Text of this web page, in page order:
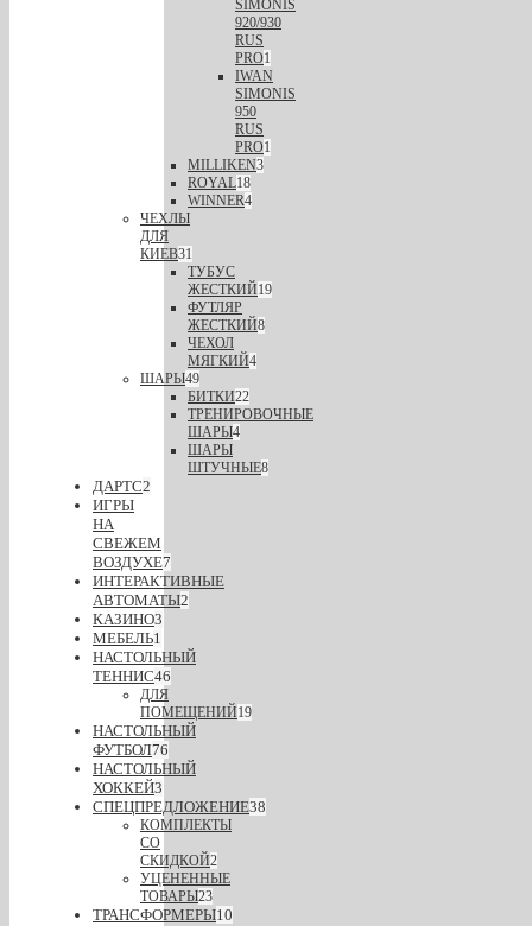
SIMONIS
920/930
RUS
PRO1
IWAN
SIMONIS
950
RUS
PRO1
MILLIKEN3
ROYAL18
WINNER4
ЧЕХЛЫ
ДЛЯ
КИЕВ31
ТУБУС
ЖЕСТКИЙ19
ФУТЛЯР
ЖЕСТКИЙ8
ЧЕХОЛ
МЯГКИЙ4
ШАРЫ49
БИТКИ22
ТРЕНИРОВОЧНЫЕ
ШАРЫ4
ШАРЫ
ШТУЧНЫЕ8
ДАРТС2
ИГРЫ
НА
СВЕЖЕМ
ВОЗДУХЕ7
ИНТЕРАКТИВНЫЕ
АВТОМАТЫ2
КАЗИНО3
МЕБЕЛЬ1
НАСТОЛЬНЫЙ
ТЕННИС46
ДЛЯ
ПОМЕЩЕНИЙ19
НАСТОЛЬНЫЙ
ФУТБОЛ76
НАСТОЛЬНЫЙ
ХОККЕЙ3
СПЕЦПРЕДЛОЖЕНИЕ38
КОМПЛЕКТЫ
СО
СКИДКОЙ2
УЦЕНЕННЫЕ
ТОВАРЫ23
ТРАНСФОРМЕРЫ10